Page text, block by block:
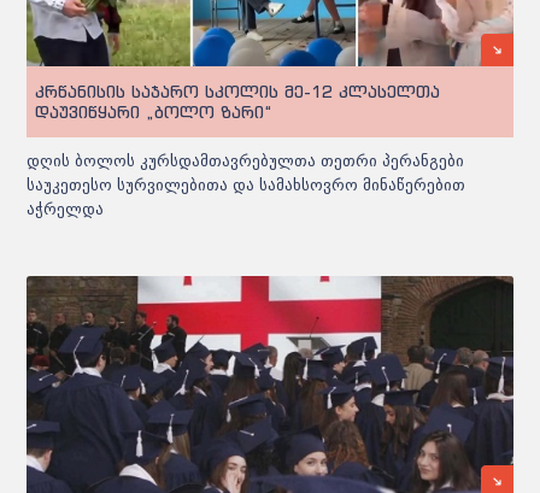
კრწანისის საჯარო სკოლის მე-12 კლასელთა
დაუვიწყარი „ბოლო ზარი“
დღის ბოლოს კურსდამთავრებულთა თეთრი პერანგები
საუკეთესო სურვილებითა და სამახსოვრო მინაწერებით
აჭრელდა